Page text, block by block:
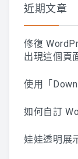
近期文章
修復
出現這個頁
使用「
如何自訂
娃娃透明展